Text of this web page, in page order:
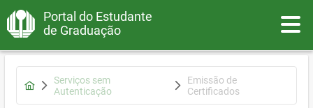
Portal do Estudante
de Graduação
Serviços sem
Autenticação
Emissão de
Certificados